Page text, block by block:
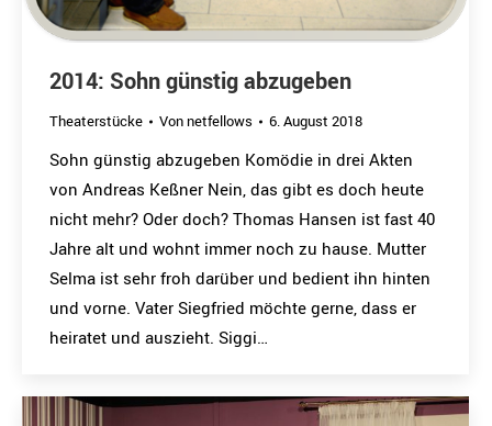
2014: Sohn günstig abzugeben
Theaterstücke Vonnetfellows 6. August 2018
Sohn günstig abzugeben Komödie in drei Akten
von Andreas Keßner Nein, das gibt es doch heute
nicht mehr? Oder doch? Thomas Hansen ist fast 40
Jahre alt und wohnt immer noch zu hause. Mutter
Selma ist sehr froh darüber und bedient ihn hinten
und vorne. Vater Siegfried möchte gerne, dass er
heiratet und auszieht. Siggi…